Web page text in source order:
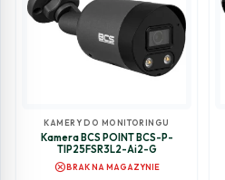
KAMERY DO MONITORINGU
Kamera BCS POINT BCS-P-
TIP25FSR3L2-Ai2-G
cancelBRAK NA MAGAZYNIE